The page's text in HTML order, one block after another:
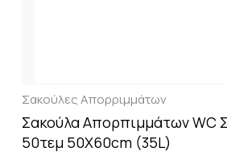
Σακούλες Απορριμμάτων
Σακούλα Απορπιμμάτων WC
50τεμ 50X60cm (35L)